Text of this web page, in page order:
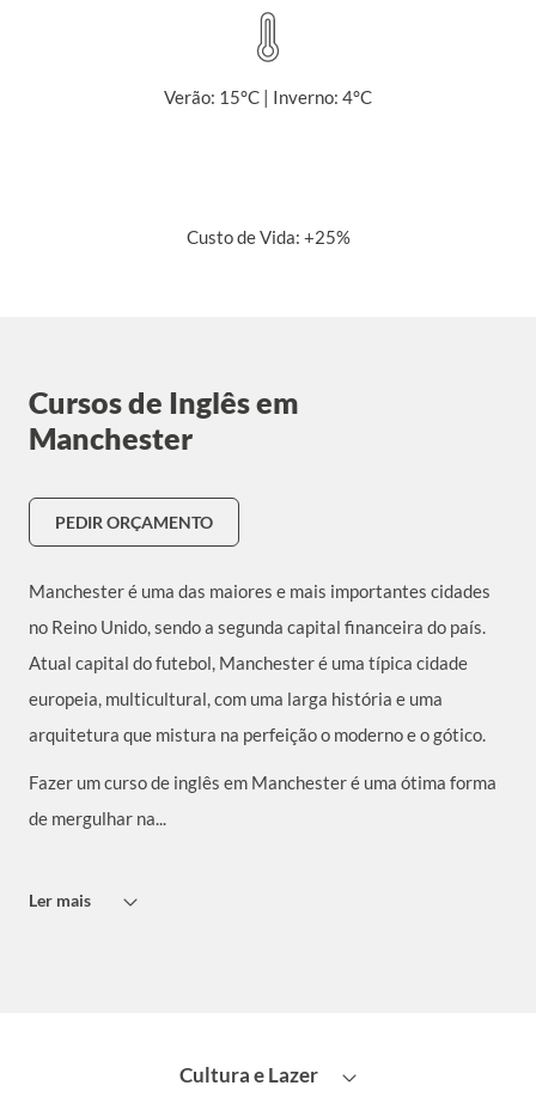
Verão: 15°C | Inverno: 4°C
Custo de Vida: +25%
Cursos de Inglês em
Manchester
PEDIR ORÇAMENTO
Manchester é uma das maiores e mais importantes cidades
no Reino Unido, sendo a segunda capital financeira do país.
Atual capital do futebol, Manchester é uma típica cidade
europeia, multicultural, com uma larga história e uma
arquitetura que mistura na perfeição o moderno e o gótico.
Fazer um curso de inglês em Manchester é uma ótima forma
de mergulhar na...
Ler mais
Cultura e Lazer